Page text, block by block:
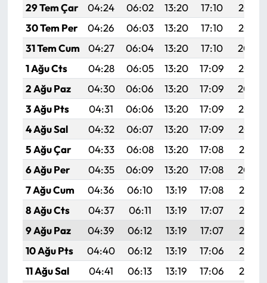
29 Tem Çar
04:24 06:02 13:20 17:10
20:28
30 Tem Per
04:26 06:03 13:20 17:10
20:27
31 Tem Cum
04:27 06:04 13:20 17:10
20:26
1 Ağu Cts
04:28 06:05 13:20 17:09
20:25
2 Ağu Paz
04:30 06:06 13:20 17:09
20:24
3 Ağu Pts
04:31 06:06 13:20 17:09
20:23
4 Ağu Sal
04:32 06:07 13:20 17:09
20:22
5 Ağu Çar
04:33 06:08 13:20 17:08
20:21
6 Ağu Per
04:35 06:09 13:20 17:08
20:20
7 Ağu Cum
04:36 06:10 13:19 17:08
20:19
8 Ağu Cts
04:37 06:11 13:19 17:07
20:18
9 Ağu Paz
04:39 06:12 13:19 17:07
20:17
10 Ağu Pts
04:40 06:12 13:19 17:06
20:16
11 Ağu Sal
04:41 06:13 13:19 17:06
20:15